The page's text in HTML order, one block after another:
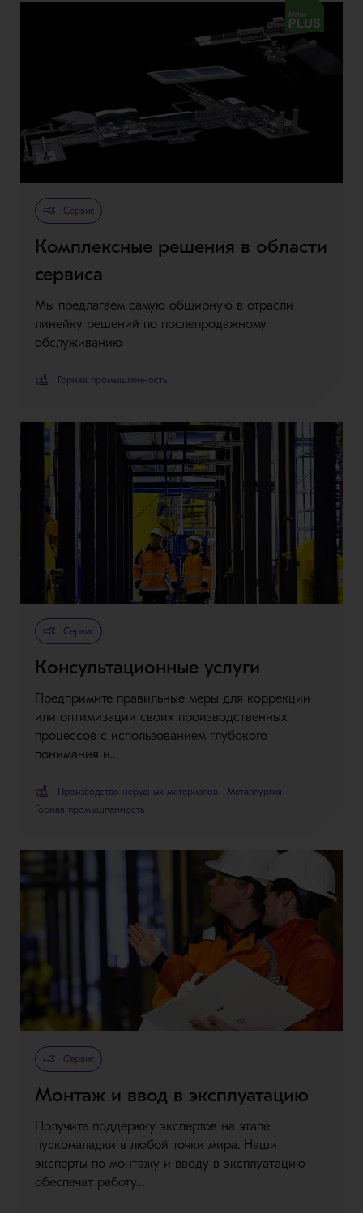
Metso Plus
Сервис
Комплексные решения в области
сервиса
Мы предлагаем самую обширную в отрасли
линейку решений по послепродажному
обслуживанию
Горная промышленность
Сервис
Консультационные услуги
Предпримите правильные меры для коррекции
или оптимизации своих производственных
процессов с использованием глубокого
понимания и…
Производство нерудных материалов
Металлургия
Горная промышленность
Сервис
Монтаж и ввод в эксплуатацию
Получите поддержку экспертов на этапе
пусконаладки в любой точки мира. Наши
эксперты по монтажу и вводу в эксплуатацию
обеспечат работу…